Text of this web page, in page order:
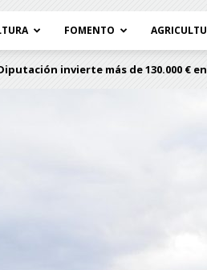
FOMENTO
invierte más de 130.000 €